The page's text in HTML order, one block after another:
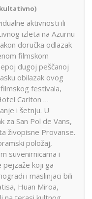
aktivnosti ili
izleta na Azurnu
doručka odlazak
filmskom
dugoj peščanoj
obilazak ovog
festivala,
Carlton …
i šetnju. U
za San Pol de Vans,
živopisne Provanse.
položaj,
suvenirnicama i
pejzaže koji ga
i maslinjaci bili
Huan Miroa,